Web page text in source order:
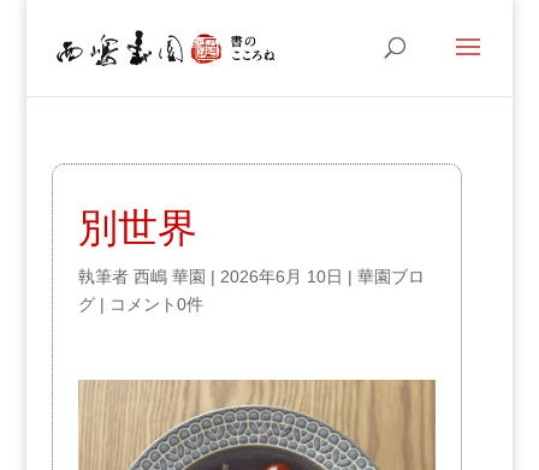
別世界
執筆者 西嶋 華園 | 2026年6月 10日 | 華園ブロ
グ| コメント0件